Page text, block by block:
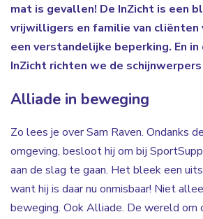
mat is gevallen! De InZicht is een
vrijwilligers en familie van cliënten
een verstandelijke beperking. En
InZicht richten we de
Alliade in beweging
Zo lees je over Sam Raven. Ondanks
omgeving, besloot hij om bij
aan de slag te gaan. Het bleek een
want hij is daar nu onmisbaar! Niet
beweging. Ook Alliade. De wereld om